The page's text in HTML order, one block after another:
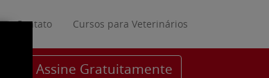
Contato Cursos para Veterinários
Assine Gratuitamente